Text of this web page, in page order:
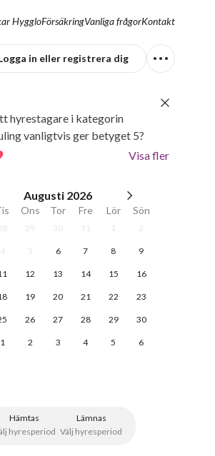
HyggloFörsäkringVanliga frågorKontakt
in eller registrera dig
hyrestagare i kategorin
vanligtvis ger betyget 5?
Visa fler
Augusti 2026
Ons Tor Fre Lör Sön
29 30 31 1 2
4 5 6 7 8 9
12 13 14 15 16
19 20 21 22 23
26 27 28 29 30
1 2 3 4 5 6
Hämtas
hyresperiod
Lämnas
Välj hyresperiod